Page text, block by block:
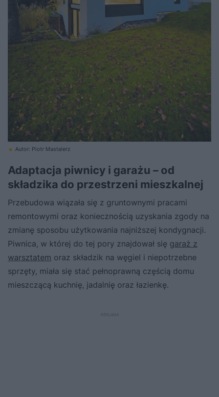
Autor: Piotr Mastalerz
Adaptacja piwnicy i garażu – od
składzika do przestrzeni mieszkalnej
Przebudowa wiązała się z gruntownymi pracami
remontowymi oraz koniecznością uzyskania zgody na
zmianę sposobu użytkowania najniższej kondygnacji.
Piwnica, w której do tej pory znajdował się garaż z
warsztatem oraz składzik na węgiel i niepotrzebne
sprzęty, miała się stać pełnoprawną częścią domu
mieszczącą kuchnię, jadalnię oraz łazienkę.